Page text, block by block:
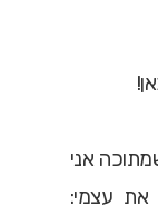
אני
את עצמי: